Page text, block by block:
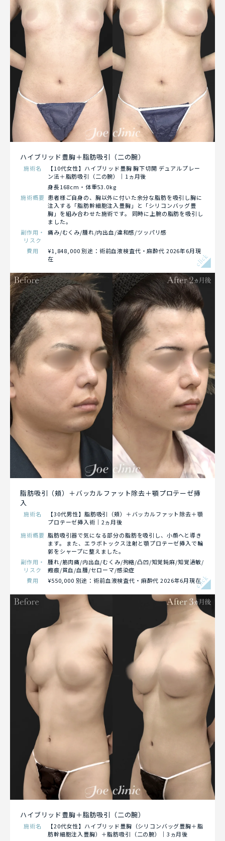
ハイブリッド豊胸＋脂肪吸引（二の腕）
施術名
【10代女性】ハイブリッド豊胸 胸下切開 デュアルプレー
ン法＋脂肪吸引（二の腕）｜1ヵ月後
身長168cm・体重53.0kg
施術概要 患者様ご自身の、胸以外に付いた余分な脂肪を吸引し胸に
注入する「脂肪幹細胞注入豊胸」と「シリコンバッグ豊
胸」を組み合わせた施術です。 同時に上腕の脂肪を吸引し
ました。
副作用・
リスク
痛み/むくみ/腫れ/内出血/違和感/ツッパリ感
費用
¥1,848,000 別途：術前血液検査代・麻酔代 2026年6月現
在
click
脂肪吸引（頬）＋バッカルファット除去＋顎プロテーゼ挿
入
施術名
【30代男性】脂肪吸引（頬）＋バッカルファット除去＋顎
プロテーゼ挿入術｜2ヵ月後
施術概要 脂肪吸引器で気になる部分の脂肪を吸引し、小顔へと導き
ます。 また、エラボトックス注射と顎プロテーゼ挿入で輪
郭をシャープに整えました。
副作用・
リスク
腫れ/筋肉痛/内出血/むくみ/拘縮/凸凹/知覚鈍麻/知覚過敏/
瘢痕/貧血/血腫/セローマ/感染症
費用
¥550,000 別途：術前血液検査代・麻酔代 2026年6月現在click
ハイブリッド豊胸＋脂肪吸引（二の腕）
施術名
【20代女性】ハイブリッド豊胸（シリコンバッグ豊胸＋脂
肪幹細胞注入豊胸）＋脂肪吸引（二の腕）｜3ヵ月後